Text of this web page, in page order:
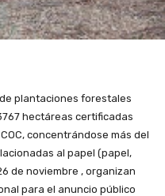
plantaciones forestales
hectáreas certificadas
concentrándose más del
al papel (papel,
de noviembre , organizan
para el anuncio público